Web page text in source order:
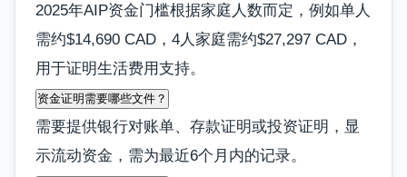
2025年AIP资金门槛根据家庭人数而定，例如单人
需约$14,690 CAD，4人家庭需约$27,297 CAD，
用于证明生活费用支持。
资金证明需要哪些文件？
需要提供银行对账单、存款证明或投资证明，显
示流动资金，需为最近6个月内的记录。